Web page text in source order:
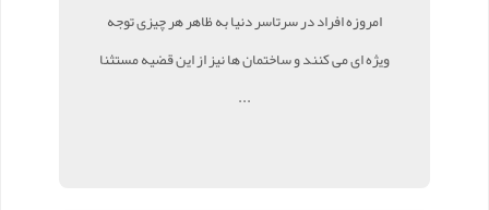
امروزه افراد در سرتاسر دنیا به ظاهر هر چیزی توجه
ویژه ای می کنند و ساختمان ها نیز از این قضیه مستثنا
...